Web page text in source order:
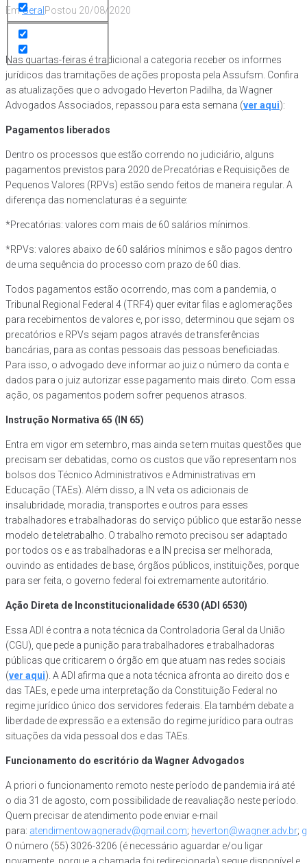
EmGeral Postou 20/08/2020
Nas quartas-feiras é tradicional a categoria receber os informes
jurídicos das tramitações de ações proposta pela Assufsm. Confira
as atualizações que o advogado Heverton Padilha, da Wagner
Advogados Associados, repassou para esta semana (ver aqui):
Pagamentos liberados
Dentro os processos que estão correndo no judiciário, alguns
pagamentos previstos para 2020 de Precatórias e Requisições de
Pequenos Valores (RPVs) estão sendo feitos de maneira regular. A
diferença das nomenclaturas é a seguinte:
*Precatórias: valores com mais de 60 salários mínimos.
*RPVs: valores abaixo de 60 salários mínimos e são pagos dentro
de uma sequência do processo com prazo de 60 dias.
Todos pagamentos estão ocorrendo, mas com a pandemia, o
Tribunal Regional Federal 4 (TRF4) quer evitar filas e aglomerações
para recebimentos de valores e, por isso, determinou que sejam os
precatórios e RPVs sejam pagos através de transferências
bancárias, para as contas pessoais das pessoas beneficiadas.
Para isso, o advogado deve informar ao juiz o número da conta e
dados para o juiz autorizar esse pagamento mais direto. Com essa
ação, os pagamentos podem sofrer pequenos atrasos.
Instrução Normativa 65 (IN 65)
Entra em vigor em setembro, mas ainda se tem muitas questões que
precisam ser debatidas, como os custos que vão representam nos
bolsos dos Técnico Administrativos e Administrativas em
Educação (TAEs). Além disso, a IN veta os adicionais de
insalubridade, moradia, transportes e outros para esses
trabalhadores e trabalhadoras do serviço público que estarão nesse
modelo de teletrabalho. O trabalho remoto precisou ser adaptado
por todos os e as trabalhadoras e a IN precisa ser melhorada,
ouvindo as entidades de base, órgãos públicos, instituições, porque
para ser feita, o governo federal foi extremamente autoritário.
Ação Direta de Inconstitucionalidade 6530 (ADI 6530)
Essa ADI é contra a nota técnica da Controladoria Geral da União
(CGU), que pede a punição para trabalhadores e trabalhadoras
públicas que criticarem o órgão em que atuam nas redes sociais
(ver aqui). A ADI afirma que a nota técnica afronta ao direito dos e
das TAEs, e pede uma interpretação da Constituição Federal no
regime jurídico único dos servidores federais. Ela também debate a
liberdade de expressão e a extensão do regime jurídico para outras
situações da vida pessoal dos e das TAEs.
Funcionamento do escritório da Wagner Advogados
A priori o funcionamento remoto neste período de pandemia irá até
o dia 31 de agosto, com possibilidade de reavaliação neste período.
Quem precisar de atendimento pode enviar e-mail
para: atendimentowagneradv@gmail.com; heverton@wagner.adv.br;
O número (55) 3026-3206 (é necessário aguardar e/ou ligar
novamente, porque a chamada foi redirecionada) segue disponível e